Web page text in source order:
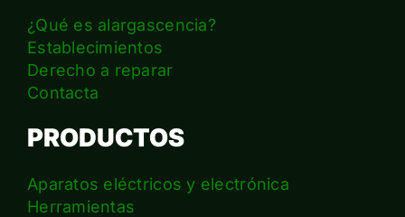
¿Qué es alargascencia?
Establecimientos
Derecho a reparar
Contacta
PRODUCTOS
Aparatos eléctricos y electrónica
Herramientas